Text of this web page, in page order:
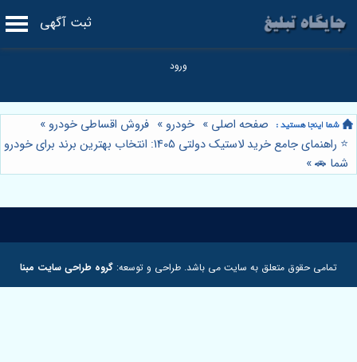
ثبت آگهی
صفحه اصلی » خودرو » فروش اقساطی خودرو »
⭐️ راهنمای جامع خرید لاستیک دولتی 1405: انتخاب بهترین برند برای خودرو
شما 🚗»
تمامی حقوق متعلق به سایت می باشد. طراحی و توسعه: گروه طراحی سایت مبنا